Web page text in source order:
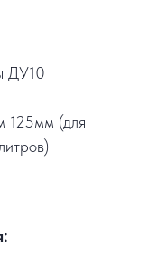
ДУ10
125мм (для